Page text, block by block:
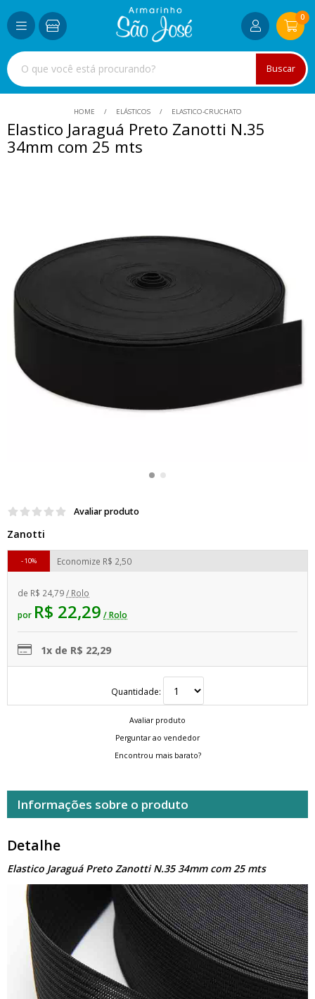
Buscar
0
HOME ELÁSTICOS ELASTICO-CRUCHATO
Elastico Jaraguá Preto Zanotti N.35
34mm com 25 mts
Avaliar produto
Zanotti
de R$ 24,79/ Rolo
por R$ 22,29 / Rolo
Economize R$ 2,50
10%
1x de R$ 22,29
Quantidade:
Avaliar produto
Perguntar ao vendedor
Encontrou mais barato?
Informações sobre o produto
Detalhe
Elastico Jaraguá Preto Zanotti N.35 34mm com 25 mts